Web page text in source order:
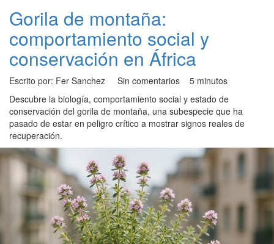
Gorila de montaña:
comportamiento social y
conservación en África
Escrito por: Fer Sanchez Sin comentarios 5 minutos
Descubre la biología, comportamiento social y estado de
conservación del gorila de montaña, una subespecie que ha
pasado de estar en peligro crítico a mostrar signos reales de
recuperación.